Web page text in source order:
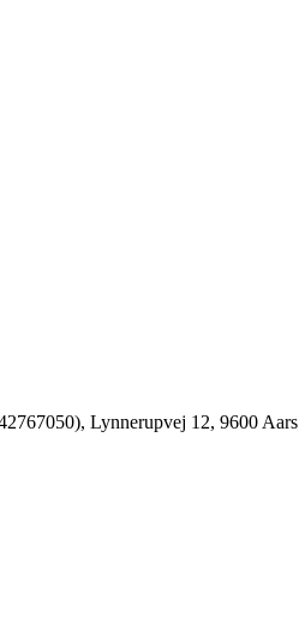
Lynnerupvej 12, 9600 Aars